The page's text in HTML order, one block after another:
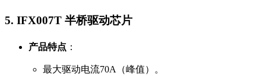
5. IFX007T 半桥驱动芯片
产品特点 ：
最大驱动电流70A（峰值）。